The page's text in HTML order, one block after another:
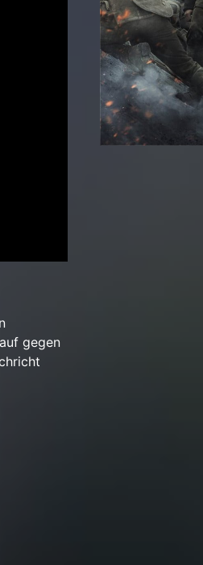
gegen